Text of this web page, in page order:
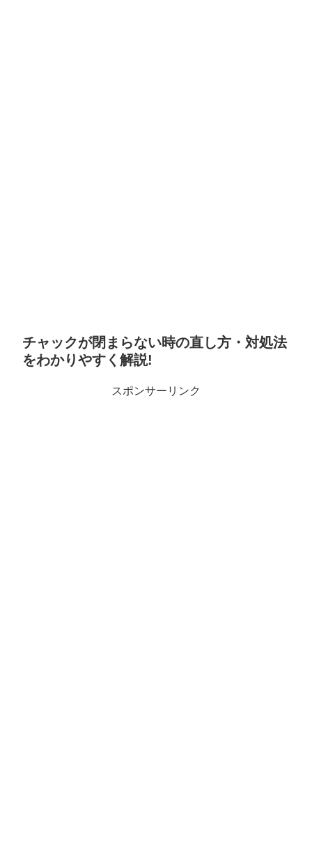
チャックが閉まらない時の直し方・対処法
をわかりやすく解説!
スポンサーリンク